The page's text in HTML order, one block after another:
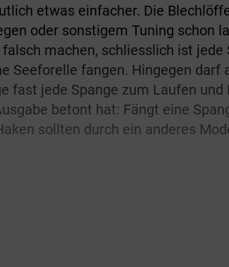
etwas einfacher. Die
oder sonstigem Tuning schon
machen, schliesslich ist jede
Seeforelle fangen. Hingegen darf
fast jede Spange zum Laufen und
betont hat: Fängt eine
sollten durch ein anderes